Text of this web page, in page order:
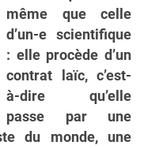
même que celle
d’un-e scientifique
: elle procède d’un
contrat laïc, c’est-
à-dire qu’elle
passe par une
du monde, une